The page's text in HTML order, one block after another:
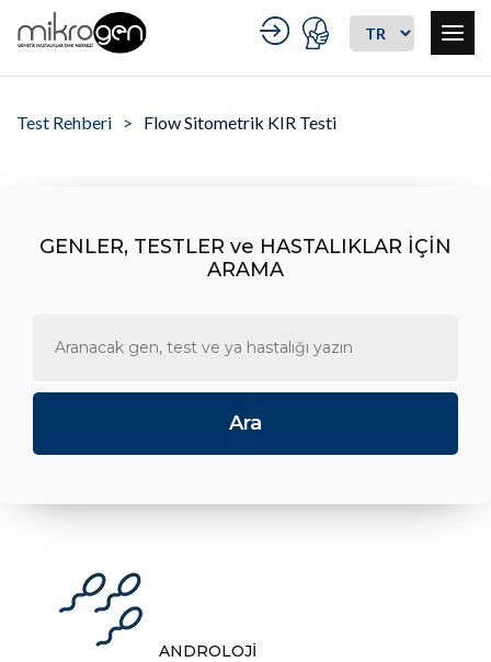
Test Rehberi Flow Sitometrik KIR Testi
GENLER, TESTLER ve HASTALIKLAR İÇİN
ARAMA
ANDROLOJİ